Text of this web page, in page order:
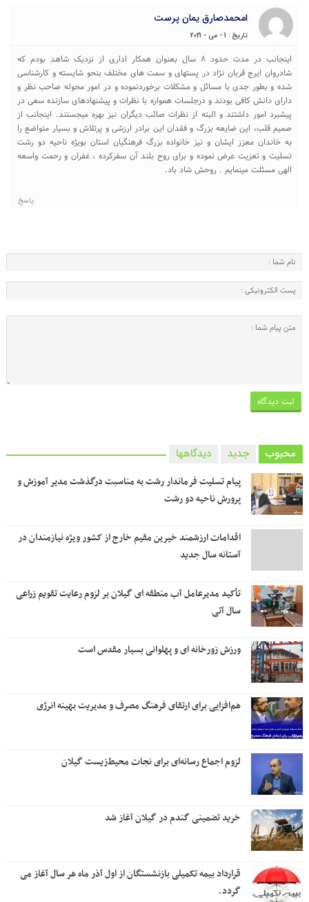
امحمدصارق یمان پرست
تاریخ : 1 - می - 2021
اینجانب در مدت حدود ۸ سال بعنوان همکار اداری از نزدیک شاهد بودم که
شادروان ایرج قربان نژاد در پستهای و سمت های مختلف بنحو شایسته و کارشناسی
شده و بطور جدی با مسائل و مشکلات برخوردنموده و در امور محوله صاحب نظر و
دارای دانش کافی بودند و درجلسات همواره با نظرات و پیشنهادهای سازنده سعی در
پیشبرد امور داشتند و البته از نظرات صائب دیگران نیز بهره میجستند. اینجانب از
صمیم قلب، این ضایعه بزرگ و فقدان این برادر ارزشی و پرتلاش و بسیار متواضع را
به خاندان معزز ایشان و نیز خانواده بزرگ فرهنگیان استان بویژه ناحیه دو رشت
تسلیت و تعزیت عرض نموده و برای روح بلند آن سفرکرده ، غفران و رحمت واسعه
الهی مسئلت مینمایم . روحش شاد باد.
پاسخ
محبوب جدید دیدگاهها
پیام تسلیت فرماندار رشت به مناسبت درگذشت مدیر آموزش و
پرورش ناحیه دو رشت
اقدامات ارزشمند خیرین مقیم خارج از کشور ویژه نیازمندان در
آستانه سال جدید
تأکید مدیرعامل آب منطقه ای گیلان بر لزوم رعایت تقویم زراعی‌
سال آتی
ورزش زورخانه ای و پهلوانی بسیار مقدس است
هم‌افزایی برای ارتقای فرهنگ مصرف و مدیریت بهینه انرژی
لزوم اجماع رسانه‌ای برای نجات محیط‌زیست گیلان
خرید تضمینی گندم در گیلان آغاز شد
قرارداد بیمه تکمیلی بازنشستگان از اول آذر ماه هر سال آغاز می
گردد.